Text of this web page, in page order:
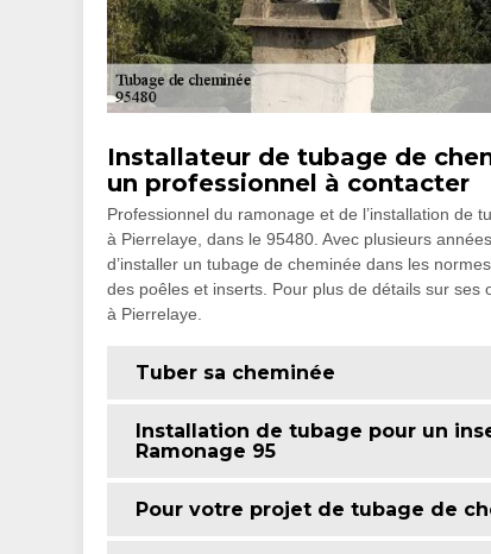
Installateur de tubage de
un professionnel à contacter
Professionnel du ramonage et de l’installation de
à Pierrelaye, dans le 95480. Avec plusieurs
d’installer un tubage de cheminée dans les
des poêles et inserts. Pour plus de détails sur ses
à Pierrelaye.
Tuber sa cheminée
Installation de tubage pour un
Ramonage 95
Pour votre projet de tubage de